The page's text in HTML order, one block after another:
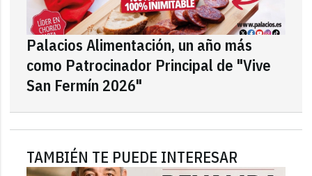
Palacios Alimentación, un año más
como Patrocinador Principal de "Vive
San Fermín 2026"
TAMBIÉN TE PUEDE INTERESAR